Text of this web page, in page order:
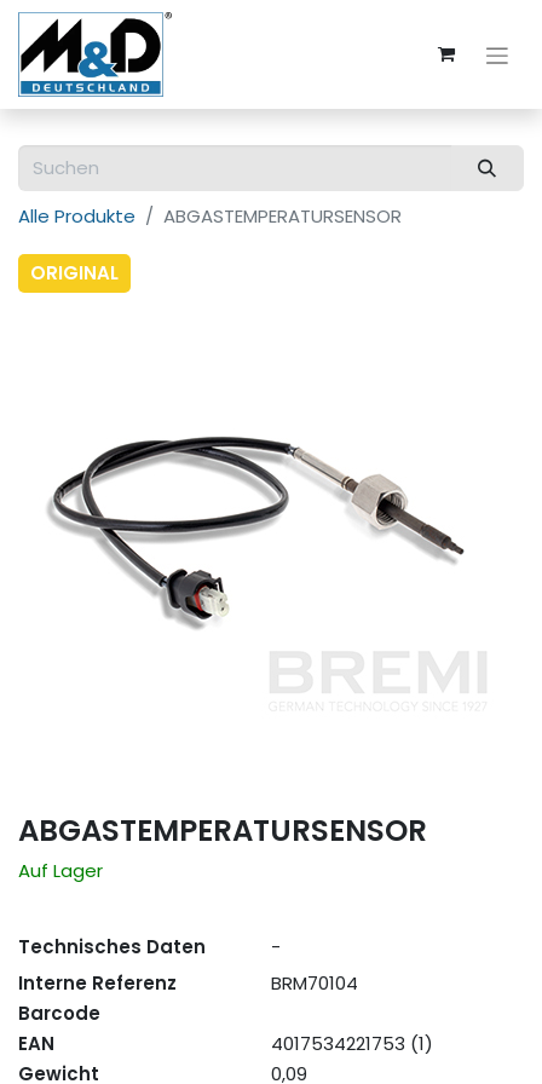
Alle Produkte ABGASTEMPERATURSENSOR
ORIGINAL
ABGASTEMPERATURSENSOR
Auf Lager
Technisches Daten
-
Interne Referenz
BRM70104
Barcode
EAN
4017534221753 (1)
Gewicht
0,09